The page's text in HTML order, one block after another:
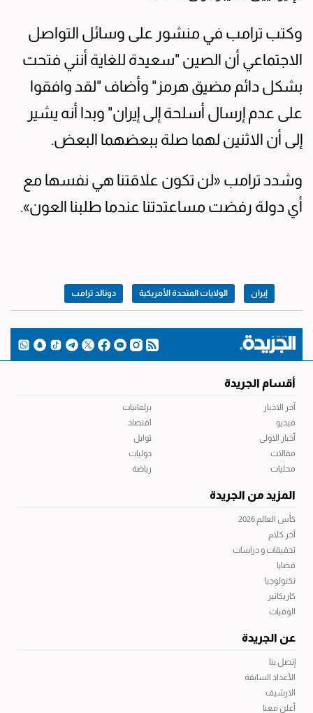
وكتب ترامب في منشور على وسائل التواصل
الاجتماعي أن الصين "سعيدة للغاية أنني فتحت
بشكل دائم مضيق هرمز" وأضاف "لقد وافقوا
على عدم إرسال أسلحة إلى إيران" وبدا أنه يشير
إلى أن الاثنين لهما صلة ببعضهما البعض.
وشدد ترامب «لن تكون علاقتنا هي نفسها مع
أي دولة رفضت مساعتدتنا عندما طلبنا العون».
إيران الولايات المتحدة الأمريكية دونالد ترامب
أقسام الجريدة
آخر الاخبار
فيديو
أخبار الاولى
مقالات
محليات
برلمانيات
اقتصاد
توابل
دوليات
رياضة
المزيد من الجريدة
كأس العالم 2026
آخر كلام
تحقيقات و دراسات
قضايا
تكنولوجيا
كاريكاتير
الوفيات
عن الجريدة
إتصل بنا
الأعداد السابقة
الارشيف
أعلن معنا